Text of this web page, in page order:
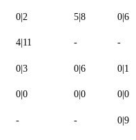
0|2 5|8 0|6
4|11 - -
0|3 0|6 0|1
0|0 0|0 0|0
- - 0|9